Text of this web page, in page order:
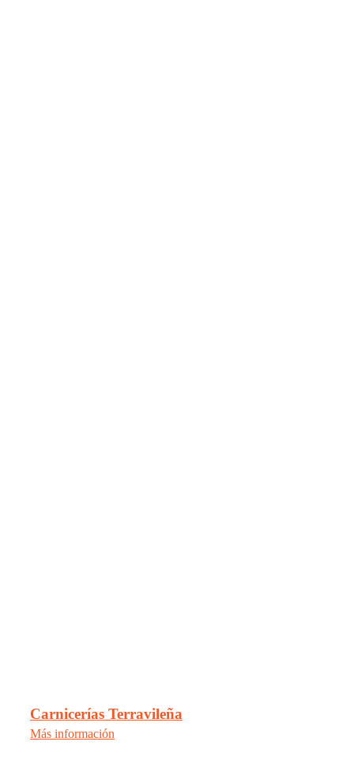
Carnicerías Terravileña
Más información